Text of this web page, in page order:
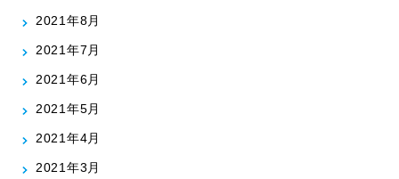
2021年8月
2021年7月
2021年6月
2021年5月
2021年4月
2021年3月